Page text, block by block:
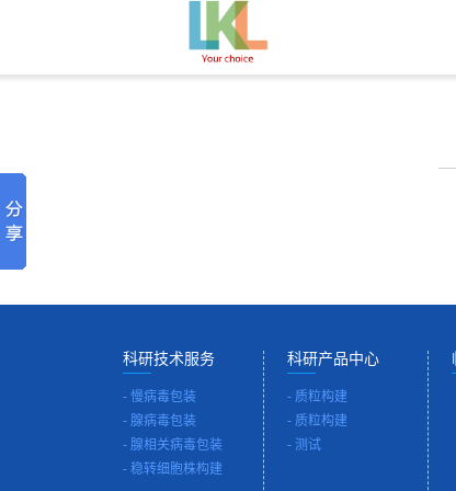
科研技术服务
- 慢病毒包装
- 腺病毒包装
- 腺相关病毒包装
- 稳转细胞株构建
科研产品中心
- 质粒构建
- 质粒构建
- 测试